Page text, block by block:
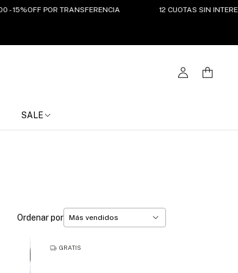
POR TRANSFERENCIA 12 CUOTAS SIN INTERES DEL 7
SALE
Ordenar por
GRATIS